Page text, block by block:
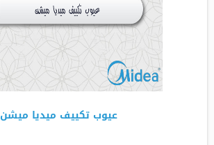
عيوب تكييف ميديا ميشن